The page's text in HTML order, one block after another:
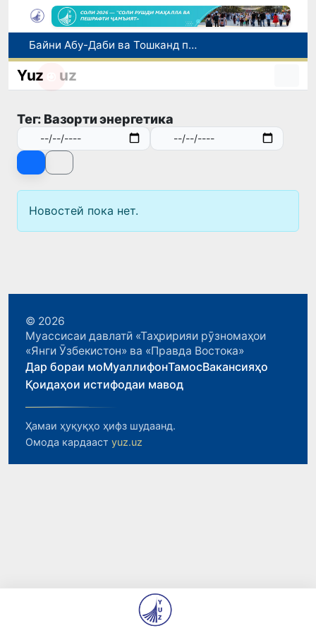
Байни Абу-Даби ва Тошканд парвозҳои ҳаррӯза оғоз гардиданд
Дар вилояти Фарғона нисбат ба роҳбари филиали Палатаи давлатии кадастр парвандаи ҷиноятӣ оғоз гардид
Дар Ӯзбекистон иҷозат дода шуд, ки то 500 доллари ИМА нақд бидуни пешниҳоди ҳуҷҷат харидорӣ карда шавад
Yuz uz
Тег: Вазорти энергетика
Новостей пока нет.
© 2026
Муассисаи давлатӣ «Таҳририяи рӯзномаҳои
«Янги Ӯзбекистон» ва «Правда Востока»
Дар бораи моМуаллифонТамосВакансияҳо
Қоидаҳои истифодаи мавод
Ҳамаи ҳуқуқҳо ҳифз шудаанд.
Омода кардааст yuz.uz